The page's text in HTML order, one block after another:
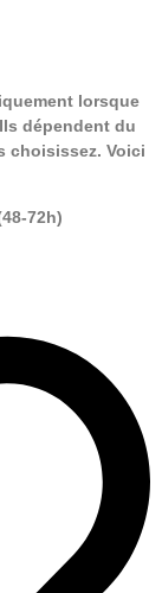
lorsque
dépendent du
choisissez. Voici
72h)